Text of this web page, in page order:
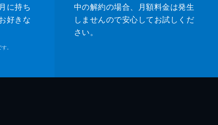
に持ち
好きな
。
中の解約の場合、月額料金は発生
しませんので安心してお試しくだ
さい。